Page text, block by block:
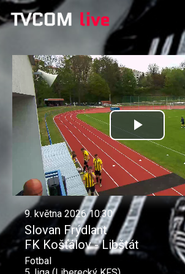
Přehrát
video
9. května 2026 10:30
Slovan Frýdlant
FK Košťálov - Libštát
Fotbal